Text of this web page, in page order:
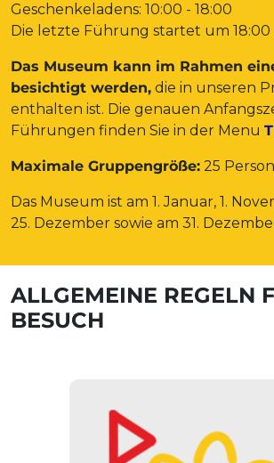
Geschenkeladens: 10:00 - 18:00
Die letzte Führung startet um 18:00
Das Museum kann im Rahmen
besichtigt werden, die in unseren
enthalten ist. Die genauen
Führungen finden Sie in der Menu
Maximale Gruppengröße: 25
Das Museum ist am 1. Januar, 1.
25. Dezember sowie am 31.
ALLGEMEINE REGELN
BESUCH